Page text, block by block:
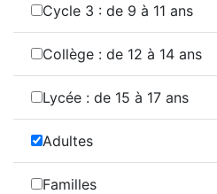
Cycle 3 : de 9 à 11 ans
Collège : de 12 à 14 ans
Lycée : de 15 à 17 ans
Adultes
Familles